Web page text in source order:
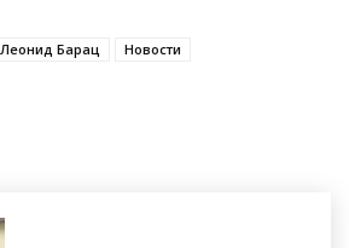
Леонид Барац Новости